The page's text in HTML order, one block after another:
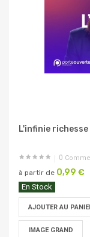
L'infinie
0
à partir de 0,99 €
En Stock
AJOUTER AU
IMAGE GRAND